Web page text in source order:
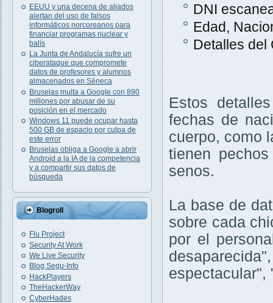
EEUU y una decena de aliados
alertan del uso de falsos
informáticos norcoreanos para
financiar programas nuclear y
balís
La Junta de Andalucía sufre un
ciberataque que compromete
datos de profesores y alumnos
almacenados en Séneca
Bruselas multa a Google con 890
millones por abusar de su
posición en el mercado
Windows 11 puede ocupar hasta
500 GB de espacio por culpa de
este error
Bruselas obliga a Google a abrir
Android a la IA de la competencia
y a compartir sus datos de
búsqueda
Blogroll
Flu Project
Security At Work
We Live Security
Blog Segu-Info
HackPlayers
TheHackerWay
CyberHades
DNI
Edad,
Detalles del
Estos
fechas de
cuerpo, como
tienen
senos.
La base de
sobre cada
por el
espectacular",